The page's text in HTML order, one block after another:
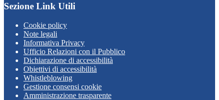
Sezione Link Utili
Cookie policy
Note legali
Informativa Privacy
Ufficio Relazioni con il Pubblico
Dichiarazione di accessibilità
Obiettivi di accessibilità
Whistleblowing
Gestione consensi cookie
Amministrazione trasparente